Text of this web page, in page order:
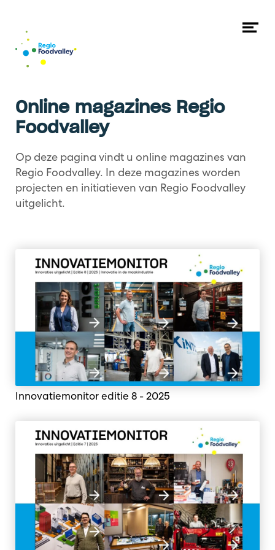
Online magazines Regio
Foodvalley
Op deze pagina vindt u online magazines van
Regio Foodvalley. In deze magazines worden
projecten en initiatieven van Regio Foodvalley
uitgelicht.
Innovatiemonitor editie 8 - 2025